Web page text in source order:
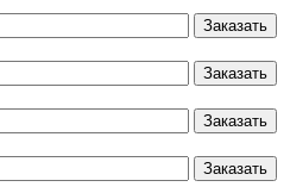
Заказать
Заказать
Заказать
Заказать